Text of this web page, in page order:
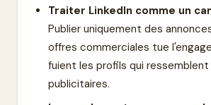
Traiter LinkedIn comme un
Publier uniquement des
offres commerciales tue
fuient les profils qui ressemblent
publicitaires.